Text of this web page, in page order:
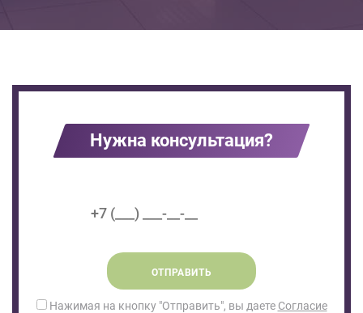
Нужна консультация?
ОТПРАВИТЬ
Нажимая на кнопку "Отправить", вы даете Согласие